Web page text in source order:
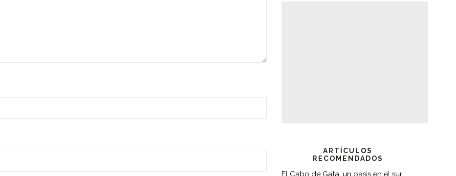
ARTÍCULOS
RECOMENDADOS
El Cabo de Gata, un oasis en el sur